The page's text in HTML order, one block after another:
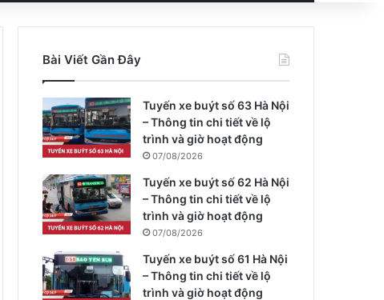
Bài Viết Gần Đây
Tuyến xe buýt số 63 Hà Nội
– Thông tin chi tiết về lộ
trình và giờ hoạt động
07/08/2026
Tuyến xe buýt số 62 Hà Nội
– Thông tin chi tiết về lộ
trình và giờ hoạt động
07/08/2026
Tuyến xe buýt số 61 Hà Nội
– Thông tin chi tiết về lộ
trình và giờ hoạt động